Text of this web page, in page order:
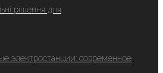
рішення для
электростанции: современное